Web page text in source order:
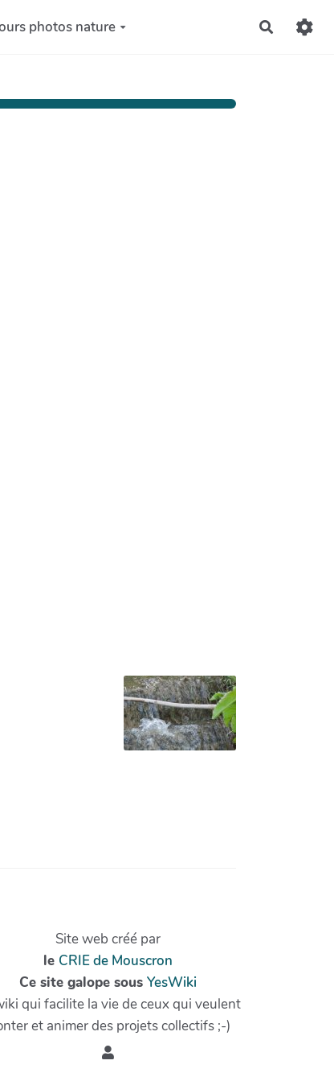
photos nature
Site web créé par
le CRIE de Mouscron
Ce site galope sous YesWiki
qui facilite la vie de ceux qui veulent
et animer des projets collectifs ;-)